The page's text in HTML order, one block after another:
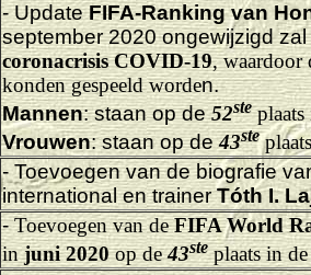
- UpdateFIFA-Ranking van
september 2020 ongewijzigd
coronacrisis COVID-19, waardoor
konden gespeeld worden.
Mannen: staan op de52steplaats
Vrouwen: staan op de43ste
- Toevoegen van de biografie
international en trainerTóth I.
-Toevoegen van de FIFA World
injuni 2020op de43steplaats in de